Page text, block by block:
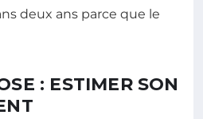
deux ans parce que le
: ESTIMER SON